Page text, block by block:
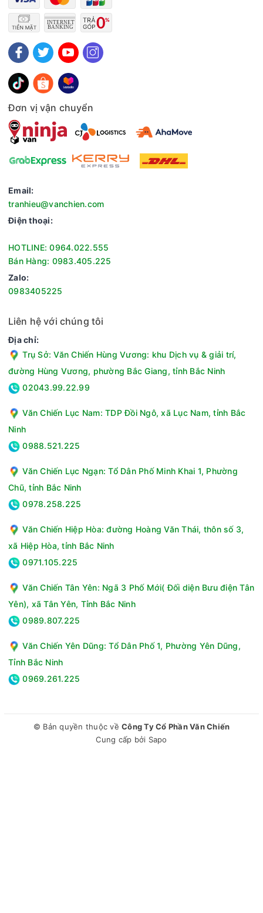
Độ ồn, công suất, mức độ lọc và chế độ hoạt động
- Công suất 41W hoạt động hiệu quả trong phạm vi lọc phòng
60m².
- Độ ồn cao nhất khoảng 53 dB tương đương với lượng mưa
vừa phải.
- 2 chế độ hoạt động gồm chế độ tự động (Auto) và chế độ
ngủ cho bạn tùy chọn theo chất lượng không khí trong nhà
+ Chế độ tự động (Auto): tự động điều chỉnh tốc độ quạt theo
+ Chế độ ngủ: máy hoạt động ở độ ồn thấp nhất giúp bạn có
cầu sử dụng.
Bảng điều khiển cảm ứng nhạy có màn hình hiển thị chất
lượng không khí, nhiệt độ, độ ẩm, kết nối wifi và các chế độ
hoạt động,... với các biểu tượng rõ ràng giúp bạn dễ dàng
thao tác và sử dụng.
Tiện ích
- Có đèn báo chất lượng không khí rõ ràng giúp bạn theo dõi
động phù hợp.
- Ion diệt khuẩn mang lại bầu không khí trong lành.
- Cảnh báo thay bộ lọc giúp bạn dễ dàng theo dõi tình trạng
- Khóa bảng điều khiển thuận tiện khi nhà có trẻ nhỏ, bạn chỉ
cần nhấn nút Ionizer trong 3 giây hoặc lâu hơn, biểu tượng "ổ
khóa" hiển thị trên bảng điều khiển sẽ sáng lên khi cài đặt
Đơn vị vận chuyển
Email:
tranhieu@vanchien.com
Điện thoại:
HOTLINE: 0964.022.555
Bán Hàng: 0983.405.225
Zalo:
0983405225
Liên hệ với chúng tôi
Địa chỉ:
Trụ Sở: Văn Chiến Hùng Vương: khu Dịch vụ & giải trí,
đường Hùng Vương, phường Bắc Giang, tỉnh Bắc Ninh
02043.99.22.99
Văn Chiến Lục Nam: TDP Đồi Ngô, xã Lục Nam, tỉnh Bắc
Ninh
0988.521.225
Văn Chiến Lục Ngạn: Tổ Dân Phố Minh Khai 1, Phường
Chũ, tỉnh Bắc Ninh
0978.258.225
Văn Chiến Hiệp Hòa: đường Hoàng Văn Thái, thôn số 3,
xã Hiệp Hòa, tỉnh Bắc Ninh
0971.105.225
Văn Chiến Tân Yên: Ngã 3 Phố Mới( Đối diện Bưu điện Tân
Yên), xã Tân Yên, Tỉnh Bắc Ninh
0989.807.225
Văn Chiến Yên Dũng: Tổ Dân Phố 1, Phường Yên Dũng,
Tỉnh Bắc Ninh
0969.261.225
© Bản quyền thuộc về Công Ty Cổ Phần Văn Chiến
Cung cấp bởi Sapo